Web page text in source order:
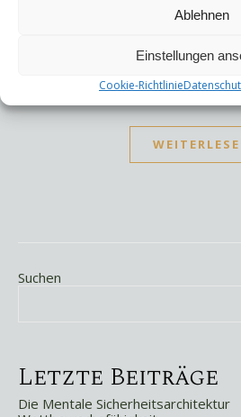
Ablehnen
Einstellungen
Cookie-Richtlinie
Sahne eingießen 5. Bewusst
Achtsamkeitsrituale
meinen Kontaktdaten.
Suchen
Letzte Beiträge
Die Mentale Sicherheitsarchitektur